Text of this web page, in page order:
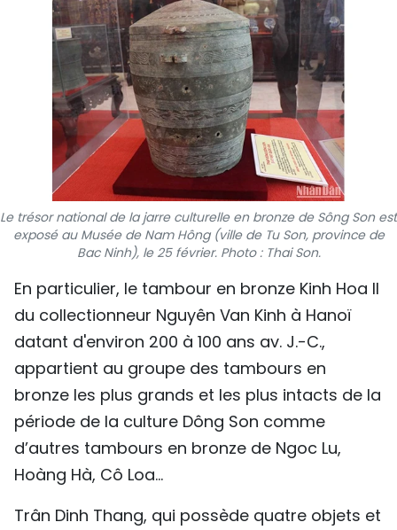
FRANCOPHONIE
PAYS NATAL
INTERNATIONAL
MÉGASTORIE
INFOGRAPHIE
PHOTO
VIDÉO
À PROPOS DU "PEUPLE"
TIẾNG VIỆT
ENGLISH
中文
РУССКИЙ
Le trésor national de la jarre culturelle en bronze de Sông Son est
exposé au Musée de Nam Hông (ville de Tu Son, province de
Bac Ninh), le 25 février. Photo : Thai Son.
En particulier, le tambour en bronze Kinh Hoa II
du collectionneur Nguyên Van Kinh à Hanoï
datant d'environ 200 à 100 ans av. J.-C.,
appartient au groupe des tambours en
bronze les plus grands et les plus intacts de la
période de la culture Dông Son comme
d’autres tambours en bronze de Ngoc Lu,
Hoàng Hà, Cô Loa...
Trân Dinh Thang, qui possède quatre objets et